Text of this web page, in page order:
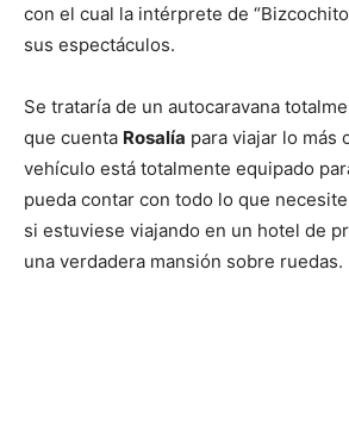
con el cual la intérprete de
sus espectáculos.
Se trataría de un autocaravana
que cuenta Rosalía para viajar lo más
vehículo está totalmente equipado
pueda contar con todo lo que
si estuviese viajando en un hotel de
una verdadera mansión sobre ruedas.